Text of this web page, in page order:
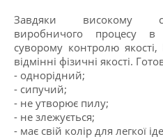
Завдяки високому
виробничого процесу
суворому контролю
відмінні фізичні якості.
- однорідний;
- сипучий;
- не утворює пилу;
- не злежується;
- має свій колір для легкої